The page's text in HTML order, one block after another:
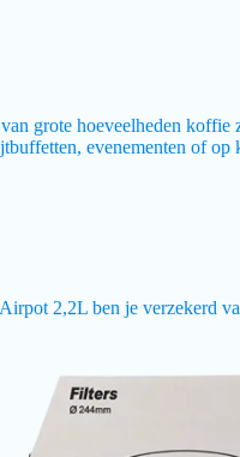
grote hoeveelheden koffie
evenementen of op
2,2L ben je verzekerd